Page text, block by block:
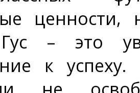
ценности,
– это
к